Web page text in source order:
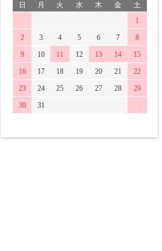
日
月 火 水 木 金
土
1
2
3 4 5 6 7
8
9
10 11 12 13 14
15
16
17 18 19 20 21
22
23
24 25 26 27 28
29
30
31